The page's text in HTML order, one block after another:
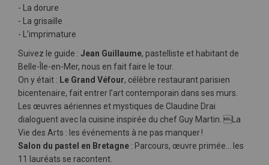
- La dorure
- La grisaille
- L’imprimature
Suivez le guide : Jean Guillaume, pastelliste et habitant de
Belle-Île-en-Mer, nous en fait faire le tour.
On y était : Le Grand Véfour, célèbre restaurant parisien
bicentenaire, fait entrer l’art contemporain dans ses murs.
Les œuvres aériennes et mystiques de Claudine Drai
dialoguent avec la cuisine inspirée du chef Guy Martin. La
Vie des Arts : les événements à ne pas manquer !
Salon du pastel en Bretagne : Parcours, œuvre primée… les
11 lauréats se racontent.